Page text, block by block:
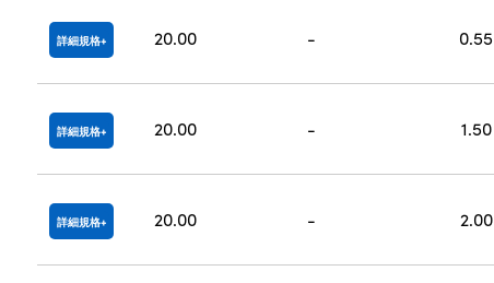
詳細規格 20.00 - 0.55
詳細規格 20.00 - 1.50
詳細規格 20.00 - 2.00